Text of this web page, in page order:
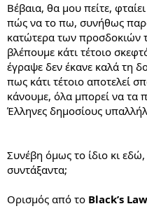
Βέβαια, θα μου πείτε,
πώς να το πω, συνήθως
κατώτερα των προσδοκιών
βλέπουμε κάτι τέτοιο
έγραψε δεν έκανε καλά τη
πως κάτι τέτοιο αποτελεί
κάνουμε, όλα μπορεί να τα
Έλληνες δημοσίους
Συνέβη όμως το ίδιο κι
συντάξαντα;
Ορισμός από το Black’s